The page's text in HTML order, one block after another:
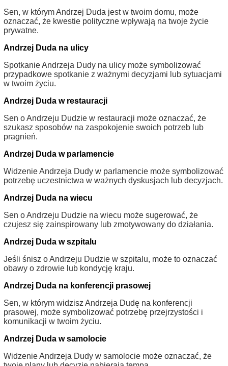
Sen, w którym Andrzej Duda jest w twoim domu, może
oznaczać, że kwestie polityczne wpływają na twoje życie
prywatne.
Andrzej Duda na ulicy
Spotkanie Andrzeja Dudy na ulicy może symbolizować
przypadkowe spotkanie z ważnymi decyzjami lub sytuacjami
w twoim życiu.
Andrzej Duda w restauracji
Sen o Andrzeju Dudzie w restauracji może oznaczać, że
szukasz sposobów na zaspokojenie swoich potrzeb lub
pragnień.
Andrzej Duda w parlamencie
Widzenie Andrzeja Dudy w parlamencie może symbolizować
potrzebę uczestnictwa w ważnych dyskusjach lub decyzjach.
Andrzej Duda na wiecu
Sen o Andrzeju Dudzie na wiecu może sugerować, że
czujesz się zainspirowany lub zmotywowany do działania.
Andrzej Duda w szpitalu
Jeśli śnisz o Andrzeju Dudzie w szpitalu, może to oznaczać
obawy o zdrowie lub kondycję kraju.
Andrzej Duda na konferencji prasowej
Sen, w którym widzisz Andrzeja Dudę na konferencji
prasowej, może symbolizować potrzebę przejrzystości i
komunikacji w twoim życiu.
Andrzej Duda w samolocie
Widzenie Andrzeja Dudy w samolocie może oznaczać, że